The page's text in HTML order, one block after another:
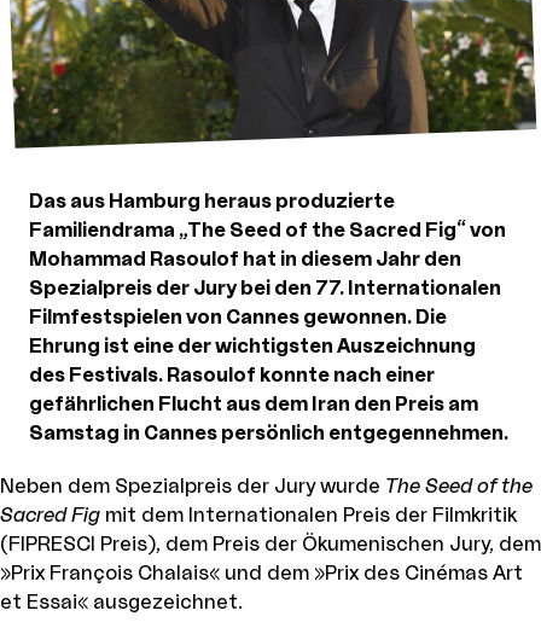
Das aus Hamburg heraus produzierte
Familiendrama „The Seed of the Sacred Fig“ von
Mohammad Rasoulof hat in diesem Jahr den
Spezialpreis der Jury bei den 77. Internationalen
Filmfestspielen von Cannes gewonnen. Die
Ehrung ist eine der wichtigsten Auszeichnung
des Festivals. Rasoulof konnte nach einer
gefährlichen Flucht aus dem Iran den Preis am
Samstag in Cannes persönlich entgegennehmen.
Neben dem Spezialpreis der Jury wurde The Seed of the
Sacred Fig mit dem Internationalen Preis der Filmkritik
(FIPRESCI Preis), dem Preis der Ökumenischen Jury, dem
»Prix François Chalais« und dem »Prix des Cinémas Art
et Essai« ausgezeichnet.